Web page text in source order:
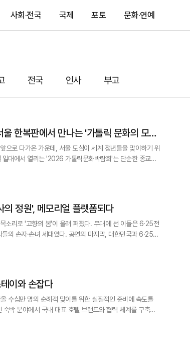
사회·전국 국제 포토 문화·연예
전국 인사 부고
로 다가온 가운데, 서울 도심이 세계 청년들을 맞이하기 위
지 누구나 무료로 참여할 수 있는 참여형 문화축제다.
정원', 메모리얼 플랫폼되다
소리로 '고향의 봄'이 울려 퍼졌다. 무대에 선 이들은 6·25전
공연의 마지막, 대한민국과 6·25전
혔다. 76년 전 전장에서 맺어진 인연은 음악이 되고, 빛이
이와 손잡다
수십만 명의 순례객 맞이를 위한 실질적인 준비에 속도를
박 분야에서 국내 대표 호텔 브랜드와 협력 체계를 구축하